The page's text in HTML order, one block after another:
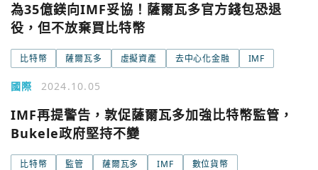
為35億鎂向IMF妥協！薩爾瓦多官方錢包恐退
役，但不放棄買比特幣
比特幣 薩爾瓦多 虛擬資產 去中心化金融 IMF
國際 2024.10.05
IMF再提警告，敦促薩爾瓦多加強比特幣監管，
Bukele政府堅持不變
比特幣 監管 薩爾瓦多 IMF 數位貨幣